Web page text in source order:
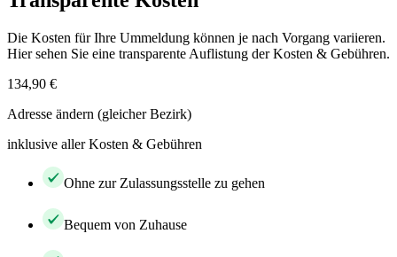
Die Kosten für Ihre Ummeldung können je nach Vorgang variieren.
Hier sehen Sie eine transparente Auflistung der Kosten & Gebühren.
134,90 €
Adresse ändern (gleicher Bezirk)
inklusive aller Kosten & Gebühren
Ohne zur Zulassungsstelle zu gehen
Bequem von Zuhause